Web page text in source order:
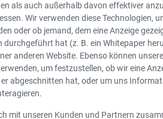
als auch außerhalb davon effektiver
Wir verwenden diese Technologien,
oder ob jemand, dem eine Anzeige
durchgeführt hat (z. B. ein Whitepaper
anderen Website. Ebenso können
um festzustellen, ob wir eine
abgeschnitten hat, oder um uns
mit unseren Kunden und Partnern